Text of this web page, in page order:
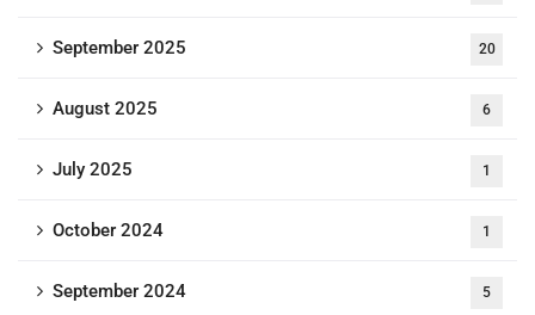
September 2025 20
August 2025 6
July 2025 1
October 2024 1
September 2024 5